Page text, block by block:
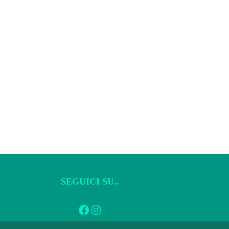
SEGUICI SU..
Facebook
Instagram